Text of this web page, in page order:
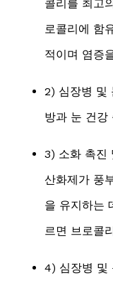
콜리를 최고
로콜리에 함
적이며 염증
2) 심장병 및
방과 눈 건강
3) 소화 촉진
산화제가 풍
을 유지하는
르면 브로콜
4) 심장병 및